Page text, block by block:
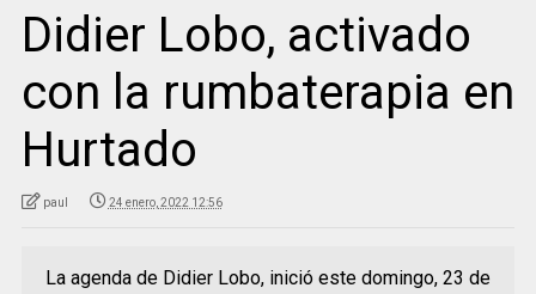
Didier Lobo, activado
con la rumbaterapia en
Hurtado
paul 24 enero, 2022 12:56
La agenda de Didier Lobo, inició este domingo, 23 de